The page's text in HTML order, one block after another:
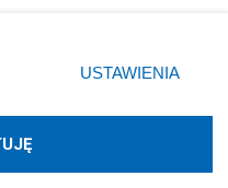
W3media.pl
ustawień prywatności
strony
wymagają zgody
się takiemu
USTAWIENIA